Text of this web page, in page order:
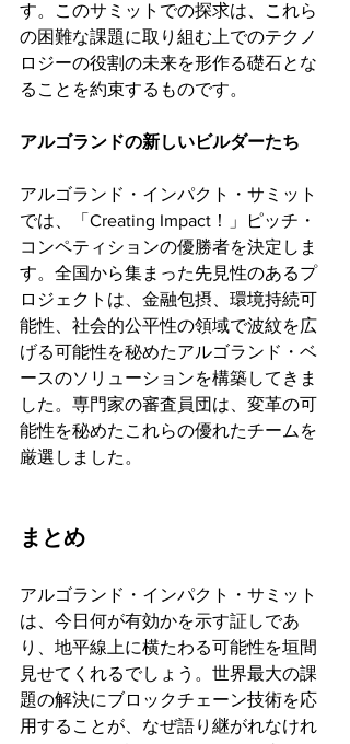
す。このサミットでの探求は、これら
の困難な課題に取り組む上でのテクノ
ロジーの役割の未来を形作る礎石とな
ることを約束するものです。
‍アルゴランドの新しいビルダーたち
アルゴランド・インパクト・サミット
では、「Creating Impact！」ピッチ・
コンペティションの優勝者を決定しま
す。全国から集まった先見性のあるプ
ロジェクトは、金融包摂、環境持続可
能性、社会的公平性の領域で波紋を広
げる可能性を秘めたアルゴランド・ベ
ースのソリューションを構築してきま
した。専門家の審査員団は、変革の可
能性を秘めたこれらの優れたチームを
厳選しました。
まとめ
アルゴランド・インパクト・サミット
は、今日何が有効かを示す証しであ
り、地平線上に横たわる可能性を垣間
見せてくれるでしょう。世界最大の課
題の解決にブロックチェーン技術を応
用することが、なぜ語り継がれなけれ